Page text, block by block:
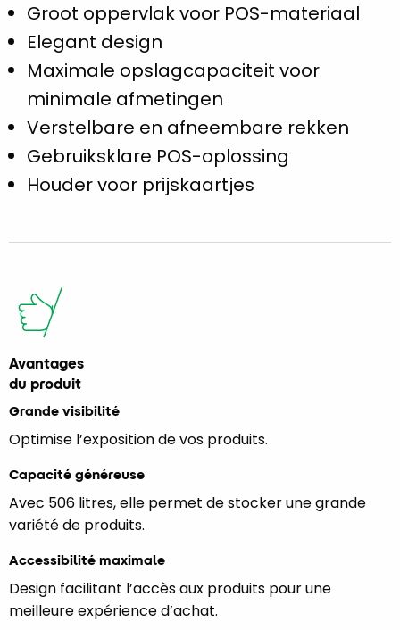
Groot oppervlak voor POS-materiaal
Elegant design
Maximale opslagcapaciteit voor
minimale afmetingen
Verstelbare en afneembare rekken
Gebruiksklare POS-oplossing
Houder voor prijskaartjes
Avantages
du produit
Grande visibilité
Optimise l’exposition de vos produits.
Capacité généreuse
Avec 506 litres, elle permet de stocker une grande
variété de produits.
Accessibilité maximale
Design facilitant l’accès aux produits pour une
meilleure expérience d’achat.